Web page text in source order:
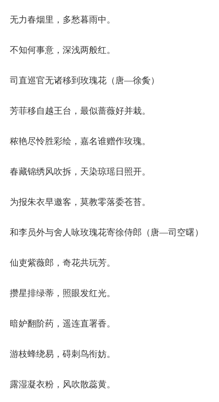
无力春烟里，多愁暮雨中。
不知何事意，深浅两般红。
司直巡官无诸移到玫瑰花（唐—徐夤）
芳菲移自越王台，最似蔷薇好并栽。
秾艳尽怜胜彩绘，嘉名谁赠作玫瑰。
春藏锦绣风吹拆，天染琼瑶日照开。
为报朱衣早邀客，莫教零落委苍苔。
和李员外与舍人咏玫瑰花寄徐侍郎（唐—司空曙）
仙吏紫薇郎，奇花共玩芳。
攒星排绿蒂，照眼发红光。
暗妒翻阶药，遥连直署香。
游枝蜂绕易，碍刺鸟衔妨。
露湿凝衣粉，风吹散蕊黄。